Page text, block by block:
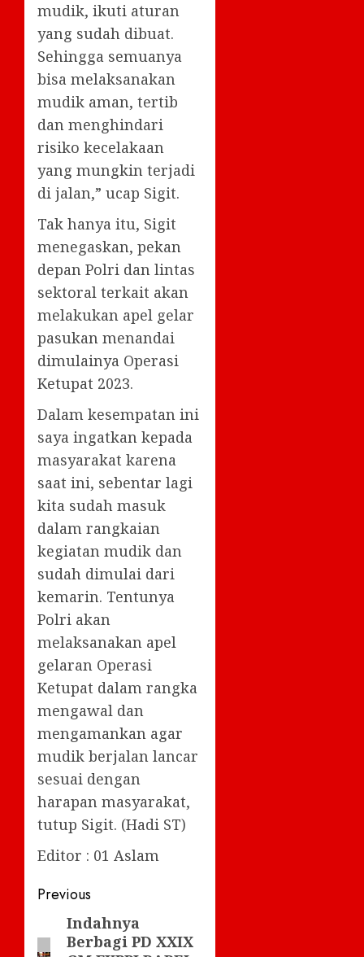
mudik, ikuti aturan
yang sudah dibuat.
Sehingga semuanya
bisa melaksanakan
mudik aman, tertib
dan menghindari
risiko kecelakaan
yang mungkin terjadi
di jalan,” ucap Sigit.
Tak hanya itu, Sigit
menegaskan, pekan
depan Polri dan lintas
sektoral terkait akan
melakukan apel gelar
pasukan menandai
dimulainya Operasi
Ketupat 2023.
Dalam kesempatan ini
saya ingatkan kepada
masyarakat karena
saat ini, sebentar lagi
kita sudah masuk
dalam rangkaian
kegiatan mudik dan
sudah dimulai dari
kemarin. Tentunya
Polri akan
melaksanakan apel
gelaran Operasi
Ketupat dalam rangka
mengawal dan
mengamankan agar
mudik berjalan lancar
sesuai dengan
harapan masyarakat,
tutup Sigit. (Hadi ST)
Editor : 01 Aslam
Post
navigation
Previous
Previous
post:
Indahnya
Berbagi PD XXIX